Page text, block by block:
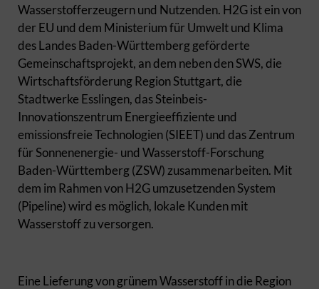
Wasserstofferzeugern und Nutzenden. H2G ist ein von
der EU und dem Ministerium für Umwelt und Klima
des Landes Baden-Württemberg geförderte
Gemeinschaftsprojekt, an dem neben den SWS, die
Wirtschaftsförderung Region Stuttgart, die
Stadtwerke Esslingen, das Steinbeis-
Innovationszentrum Energieeffiziente und
emissionsfreie Technologien (SIEET) und das Zentrum
für Sonnenenergie- und Wasserstoff-Forschung
Baden-Württemberg (ZSW) zusammenarbeiten. Mit
dem im Rahmen von H2G umzusetzenden System
(Pipeline) wird es möglich, lokale Kunden mit
Wasserstoff zu versorgen.
Eine Lieferung von grünem Wasserstoff in die Region